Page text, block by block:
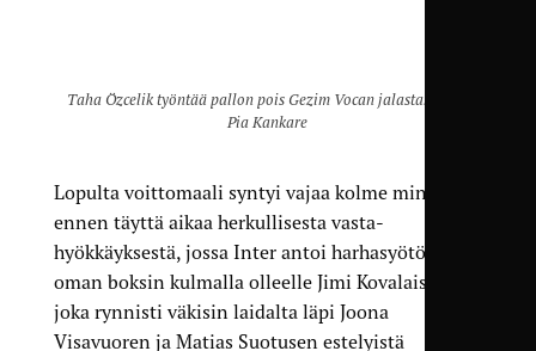
Taha Özcelik työntää pallon pois Gezim Vocan jalasta. Kuva:
Pia Kankare
Lopulta voittomaali syntyi vajaa kolme minuuttia
ennen täyttä aikaa herkullisesta vasta­
hyökkäyksestä, jossa Inter antoi harhasyötön
oman boksin kulmalla olleelle Jimi Kovalaiselle,
joka rynnisti väkisin laidalta läpi Joona
Visavuoren ja Matias Suotusen estelyistä